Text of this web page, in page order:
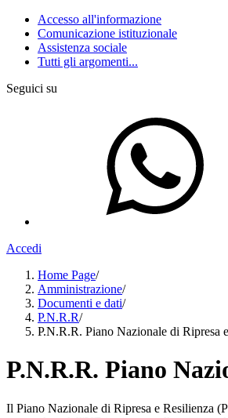
Accesso all'informazione
Comunicazione istituzionale
Assistenza sociale
Tutti gli argomenti...
Seguici su
Accedi
Home Page/
Amministrazione/
Documenti e dati/
P.N.R.R/
P.N.R.R. Piano Nazionale di Ripresa
P.N.R.R. Piano
Il Piano Nazionale di Ripresa e Resilienza